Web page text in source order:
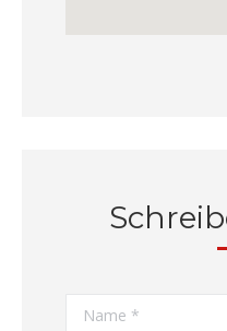
Name *